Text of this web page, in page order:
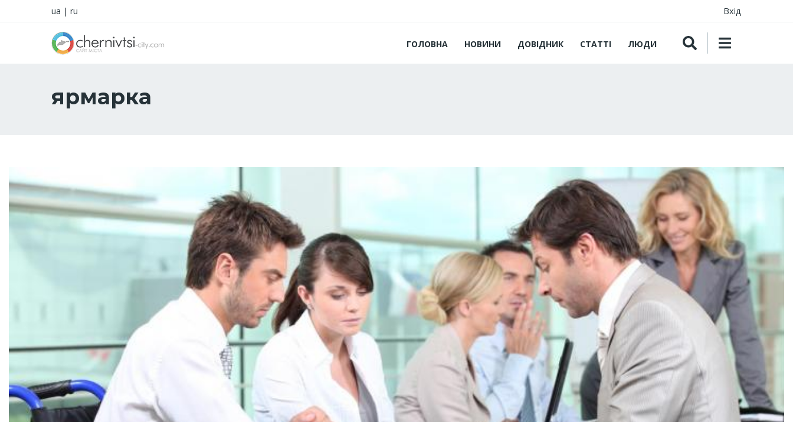
ua | ru Вхід
ГОЛОВНА НОВИНИ ДОВІДНИК СТАТТІ ЛЮДИ
ярмарка